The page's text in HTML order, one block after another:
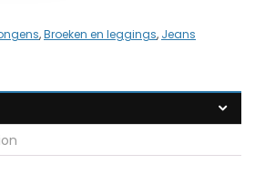
,Broeken en leggings, Jeans